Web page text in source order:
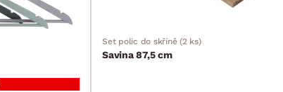
Set polic do skříně (2 ks)
Savina 87,5 cm